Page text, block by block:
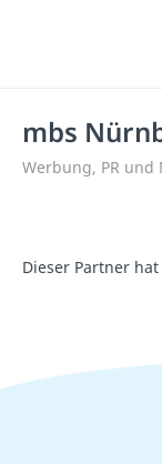
mbs
Werbung, PR und
Dieser Partner